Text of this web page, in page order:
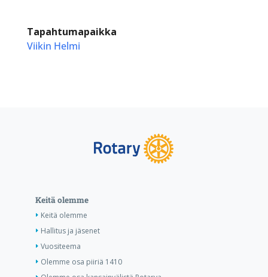
Tapahtumapaikka
Viikin Helmi
Keitä olemme
Keitä olemme
Hallitus ja jäsenet
Vuositeema
Olemme osa piiriä 1410